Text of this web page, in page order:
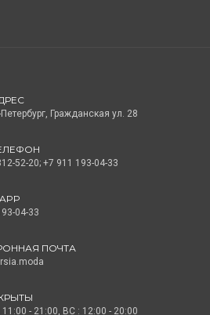
Петербург, Гражданская ул. 28
52-20; +7 911 193-04-33
04-33
ПОЧТА
11:00 - 21:00, ВС : 12:00 - 20:00